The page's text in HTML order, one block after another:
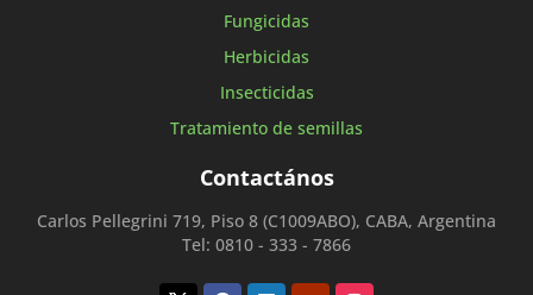
Fungicidas
Herbicidas
Insecticidas
Tratamiento de semillas
Contactános
Carlos Pellegrini 719, Piso 8 (C1009ABO), CABA, Argentina
Tel: 0810 - 333 - 7866
TwitterFacebook
LinkedinYoutubeInstagram